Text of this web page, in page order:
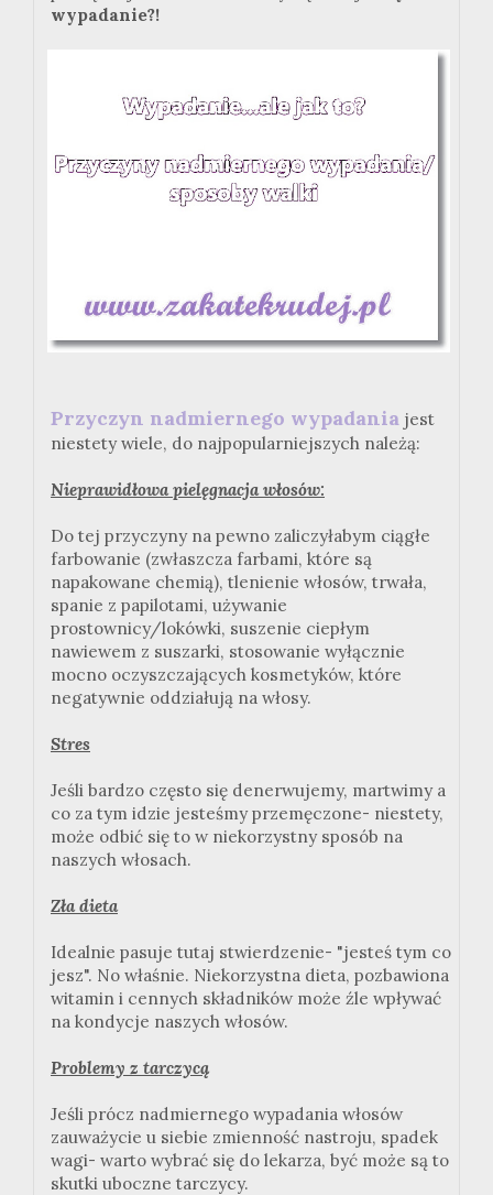
wypadanie?!
Przyczyn nadmiernego wypadania jest
niestety wiele, do najpopularniejszych należą:
Nieprawidłowa pielęgnacja włosów:
Do tej przyczyny na pewno zaliczyłabym ciągłe
farbowanie (zwłaszcza farbami, które są
napakowane chemią), tlenienie włosów, trwała,
spanie z papilotami, używanie
prostownicy/lokówki, suszenie ciepłym
nawiewem z suszarki, stosowanie wyłącznie
mocno oczyszczających kosmetyków, które
negatywnie oddziałują na włosy.
Stres
Jeśli bardzo często się denerwujemy, martwimy a
co za tym idzie jesteśmy przemęczone- niestety,
może odbić się to w niekorzystny sposób na
naszych włosach.
Zła dieta
Idealnie pasuje tutaj stwierdzenie- "jesteś tym co
jesz". No właśnie. Niekorzystna dieta, pozbawiona
witamin i cennych składników może źle wpływać
na kondycje naszych włosów.
Problemy z tarczycą
Jeśli prócz nadmiernego wypadania włosów
zauważycie u siebie zmienność nastroju, spadek
wagi- warto wybrać się do lekarza, być może są to
skutki uboczne tarczycy.